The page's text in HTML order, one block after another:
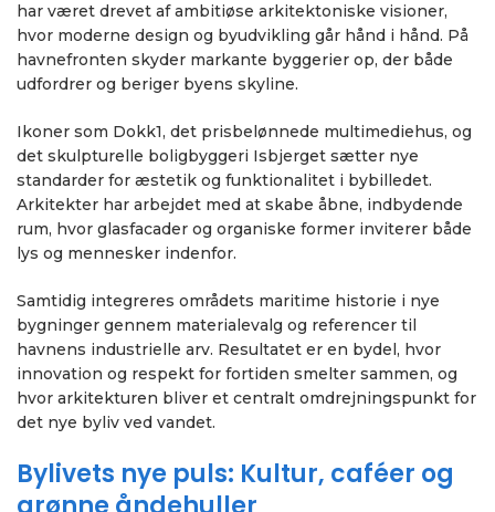
har været drevet af ambitiøse arkitektoniske visioner,
hvor moderne design og byudvikling går hånd i hånd. På
havnefronten skyder markante byggerier op, der både
udfordrer og beriger byens skyline.
Ikoner som Dokk1, det prisbelønnede multimediehus, og
det skulpturelle boligbyggeri Isbjerget sætter nye
standarder for æstetik og funktionalitet i bybilledet.
Arkitekter har arbejdet med at skabe åbne, indbydende
rum, hvor glasfacader og organiske former inviterer både
lys og mennesker indenfor.
Samtidig integreres områdets maritime historie i nye
bygninger gennem materialevalg og referencer til
havnens industrielle arv. Resultatet er en bydel, hvor
innovation og respekt for fortiden smelter sammen, og
hvor arkitekturen bliver et centralt omdrejningspunkt for
det nye byliv ved vandet.
Bylivets nye puls: Kultur, caféer og